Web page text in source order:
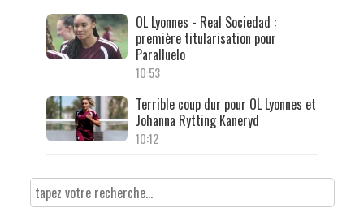
OL Lyonnes - Real Sociedad :
première titularisation pour
Paralluelo
10:53
Terrible coup dur pour OL Lyonnes et
Johanna Rytting Kaneryd
10:12